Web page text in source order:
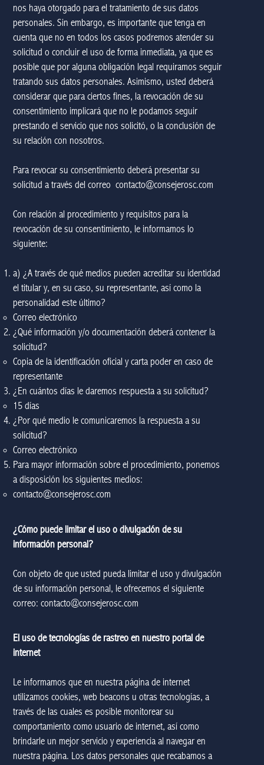
nos haya otorgado para el tratamiento de sus datos
personales. Sin embargo, es importante que tenga en
cuenta que no en todos los casos podremos atender su
solicitud o concluir el uso de forma inmediata, ya que es
posible que por alguna obligación legal requiramos seguir
tratando sus datos personales. Asimismo, usted deberá
considerar que para ciertos fines, la revocación de su
consentimiento implicará que no le podamos seguir
prestando el servicio que nos solicitó, o la conclusión de
su relación con nosotros.
Para revocar su consentimiento deberá presentar su
solicitud a través del correocontacto@consejerosc.com
Con relación al procedimiento y requisitos para la
revocación de su consentimiento, le informamos lo
siguiente:
a) ¿A través de qué medios pueden acreditar su identidad
el titular y, en su caso, su representante, así como la
personalidad este último?
Correo electrónico​
¿Qué información y/o documentación deberá contener la
solicitud?
Copia de la identificación oficial y carta poder en caso de
representante​
¿En cuántos días le daremos respuesta a su solicitud?
15 días​
¿Por qué medio le comunicaremos la respuesta a su
solicitud?
Correo electrónico​
Para mayor información sobre el procedimiento, ponemos
a disposición los siguientes medios:​
contacto@consejerosc.com
¿Cómo puede limitar el uso o divulgación de su
información personal?
Con objeto de que usted pueda limitar el uso y divulgación
de su información personal, le ofrecemos el siguiente
correo:contacto@consejerosc.com
El uso de tecnologías de rastreo en nuestro portal de
internet
Le informamos que en nuestra página de internet
utilizamos cookies, web beacons u otras tecnologías, a
través de las cuales es posible monitorear su
comportamiento como usuario de internet, así como
brindarle un mejor servicio y experiencia al navegar en
nuestra página. Los datos personales que recabamos a